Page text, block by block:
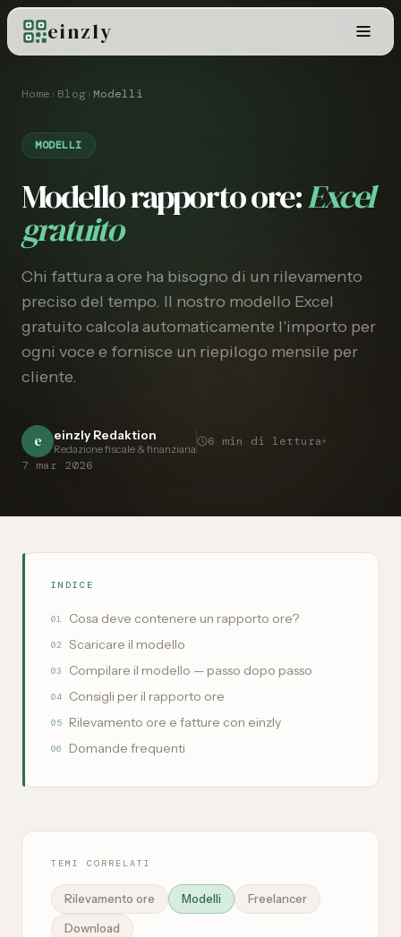
einzly
Home › Blog› Modelli
MODELLI
Modello rapporto ore:Excel
gratuito
Chi fattura a ore ha bisogno di un rilevamento
preciso del tempo. Il nostro modello Excel
gratuito calcola automaticamente l'importo per
ogni voce e fornisce un riepilogo mensile per
cliente.
e einzly Redaktion
Redazione fiscale & finanziaria
6
min di lettura
7 mar 2026
INDICE
01 Cosa deve contenere un rapporto ore?
02 Scaricare il modello
03 Compilare il modello — passo dopo passo
04 Consigli per il rapporto ore
05 Rilevamento ore e fatture con einzly
06 Domande frequenti
TEMI CORRELATI
Rilevamento ore Modelli Freelancer
Download